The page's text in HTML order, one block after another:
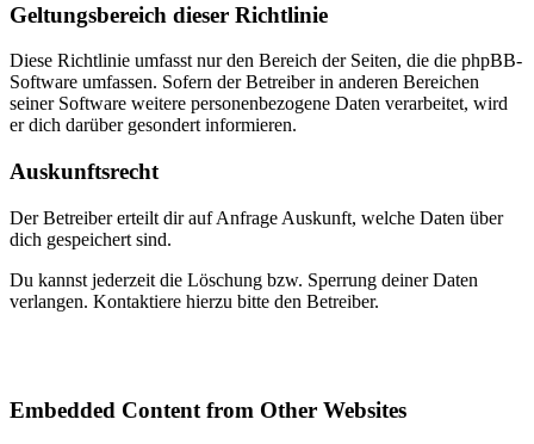
Geltungsbereich dieser Richtlinie
Diese Richtlinie umfasst nur den Bereich der Seiten, die die phpBB-
Software umfassen. Sofern der Betreiber in anderen Bereichen
seiner Software weitere personenbezogene Daten verarbeitet, wird
er dich darüber gesondert informieren.
Auskunftsrecht
Der Betreiber erteilt dir auf Anfrage Auskunft, welche Daten über
dich gespeichert sind.
Du kannst jederzeit die Löschung bzw. Sperrung deiner Daten
verlangen. Kontaktiere hierzu bitte den Betreiber.
Embedded Content from Other Websites